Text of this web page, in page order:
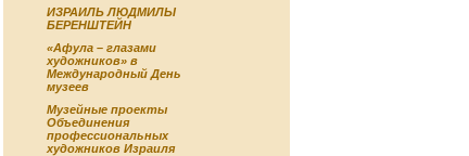
ИЗРАИЛЬ ЛЮДМИЛЫ
БЕРЕНШТЕЙН
«Афула – глазами
художников» в
Международный День
музеев
Музейные проекты
Объединения
профессиональных
художников Израиля